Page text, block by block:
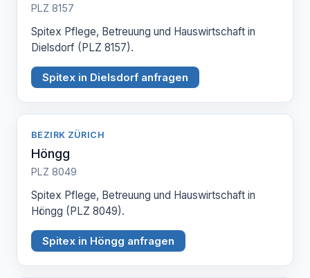
PLZ 8157
Spitex Pflege, Betreuung und Hauswirtschaft in
Dielsdorf (PLZ 8157).
Spitex in Dielsdorf anfragen
BEZIRK ZÜRICH
Höngg
PLZ 8049
Spitex Pflege, Betreuung und Hauswirtschaft in
Höngg (PLZ 8049).
Spitex in Höngg anfragen